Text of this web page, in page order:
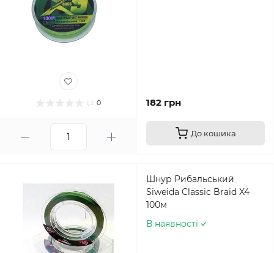
0 182 грн
До кошика
Шнур Рибальський
Siweida Classic Braid X4
100м
В наявності